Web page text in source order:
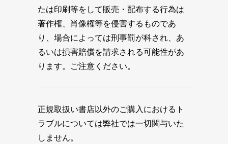
たは印刷等をして販売・配布する行為は
著作権、肖像権等を侵害するものであ
り、場合によっては刑事罰が科され、あ
るいは損害賠償を請求される可能性があ
ります。ご注意ください。
正規取扱い書店以外のご購入におけるト
ラブルについては弊社では一切関与いた
しません。